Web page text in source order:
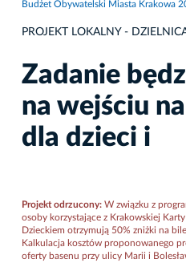
Budżet Obywatelski Miasta Krakowa
PROJEKT LOKALNY -
Zadanie
na wejściu
dla dzieci i
Projekt odrzucony: W związku z
osoby korzystające z Krakowskiej
Dzieckiem otrzymują 50% zniżki na
Kalkulacja kosztów proponowanego
oferty basenu przy ulicy Marii i